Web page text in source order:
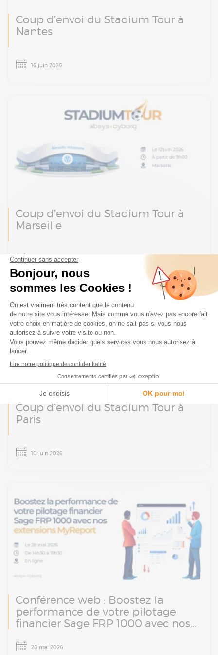
Coup d’envoi du Stadium Tour à
Nantes
Le Stadium Tour Absys Cyborg arrive à
Nantes le 16 juin. Une matinée d’ateliers et
16 juin 2026
Coup d’envoi du Stadium Tour à
Marseille
Le Stadium Tour Absys Cyborg arrive à
Marseille le 12 juin prochain : une matinée
d’ateliers et d’échanges autour de la finance,
de la paie et de la transformation digitale.
12 juin 2026
Coup d’envoi du Stadium Tour à
Paris
Le Stadium Tour Absys Cyborg arrive à Paris
le 10 juin. Une matinée d’ateliers et
10 juin 2026
Conférence web : Boostez la
performance de votre pilotage
financier Sage FRP 1000 avec nos
Vous utilisez Sage FRP 1000 mais vos
données restent difficiles à exploiter au
28 mai 2026